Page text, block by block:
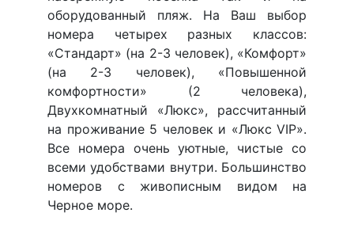
оборудованный пляж. На Ваш выбор
номера четырех разных классов:
«Стандарт» (на 2-3 человек), «Комфорт»
(на 2-3 человек), «Повышенной
комфортности» (2 человека),
Двухкомнатный «Люкс», рассчитанный
на проживание 5 человек и «Люкс VIP».
Все номера очень уютные, чистые со
всеми удобствами внутри. Большинство
номеров с живописным видом на
Черное море.